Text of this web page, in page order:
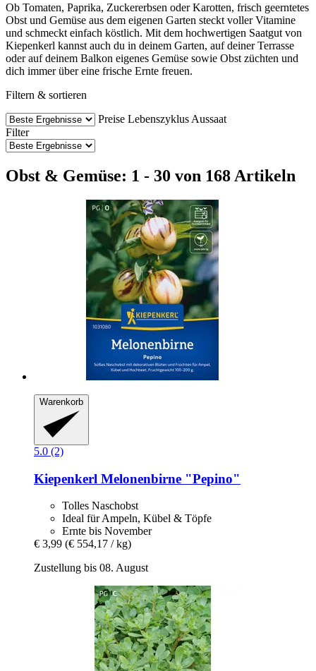
Ob Tomaten, Paprika, Zuckererbsen oder Karotten, frisch geerntetes
Obst und Gemüse aus dem eigenen Garten steckt voller Vitamine
und schmeckt einfach köstlich. Mit dem hochwertigen Saatgut von
Kiepenkerl kannst auch du in deinem Garten, auf deiner Terrasse
oder auf deinem Balkon eigenes Gemüse sowie Obst züchten und
dich immer über eine frische Ernte freuen.
Filtern & sortieren
Preise Lebenszyklus Aussaat
Filter
Obst & Gemüse: 1 - 30 von 168 Artikeln
Warenkorb
5.0 (2)
Kiepenkerl Melonenbirne "Pepino"
Tolles Naschobst
Ideal für Ampeln, Kübel & Töpfe
Ernte bis November
€ 3,99 (€ 554,17 / kg)
Zustellung bis 08. August